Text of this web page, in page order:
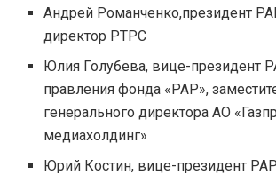
Андрей Романченко,президент
директор РТРС
Юлия Голубева, вице-президент
правления фонда «РАР»,
генерального директора АО
медиахолдинг»
Юрий Костин, вице-президент